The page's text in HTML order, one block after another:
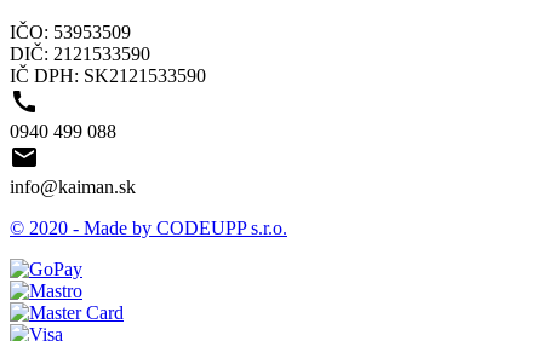
IČO: 53953509
DIČ: 2121533590
IČ DPH: SK2121533590

0940 499 088

info@kaiman.sk
© 2020 - Made by CODEUPP s.r.o.